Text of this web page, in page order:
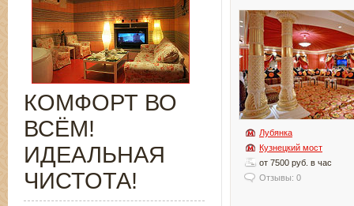
Лубянка
Кузнецкий мост
от 7500 руб. в час
Отзывы: 0
КОМФОРТ ВО
ВСЁМ!
ИДЕАЛЬНАЯ
ЧИСТОТА!